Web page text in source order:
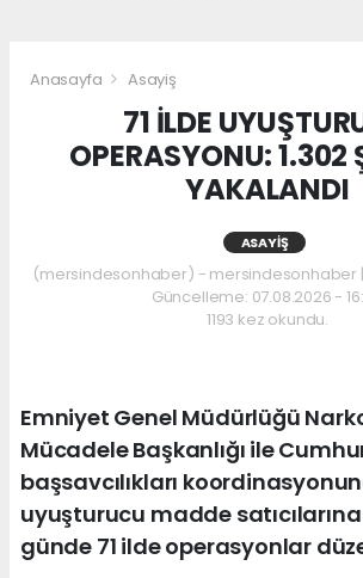
Anasayfa Asayiş
71 İLDE
OPERASYONU: 1.302
YAKALANDI
ASAYIŞ
(mersindesonhaber) - mersindesonhaber |
Güncelleme: 07.08.2026 -
1193 kez okundu.
Emniyet Genel Müdürlüğü
Mücadele Başkanlığı ile
başsavcılıkları
uyuşturucu madde
günde 71 ilde operasyonlar